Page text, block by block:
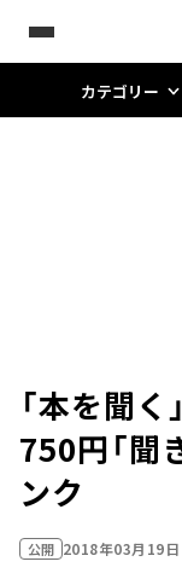
カテゴリー
「本を聞
750円「聞
ンク
公開 2018年03月19